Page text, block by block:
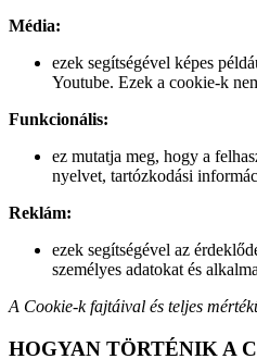
Média:
ezek segítségével képes
Youtube. Ezek a cookie-k
Funkcionális:
ez mutatja meg, hogy a
nyelvet, tartózkodási
Reklám:
ezek segítségével az
személyes adatokat és
A Cookie-k fajtáival és teljes
HOGYAN TÖRTÉNIK A